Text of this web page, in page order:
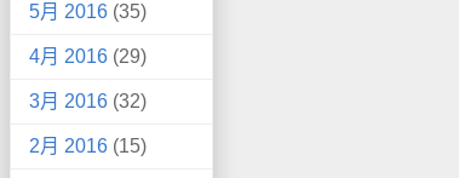
5月 2016 (35)
4月 2016 (29)
3月 2016 (32)
2月 2016 (15)